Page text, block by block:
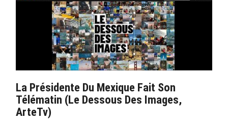
La Présidente Du Mexique Fait Son
Télématin (Le Dessous Des Images,
ArteTv)